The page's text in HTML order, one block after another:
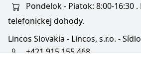
Pondelok - Piatok: 8:00-16:30
telefonickej dohody.
Lincos Slovakia - Lincos, s.r.o. - Sídlo
+421 915 155 468